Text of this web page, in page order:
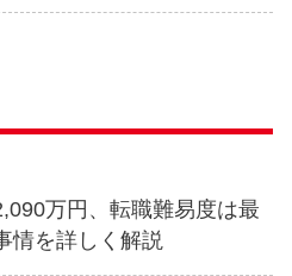
万円、転職難易度は最
情を詳しく解説